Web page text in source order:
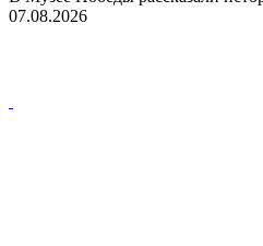
07.08.2026